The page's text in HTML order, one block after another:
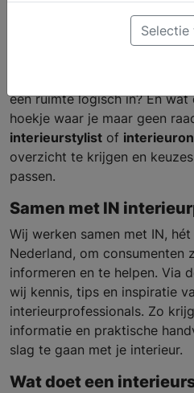
Hulp bij je interieur
zijn. Welke kleuren werken
een ruimte logisch in? En
hoekje waar je maar geen
interieurstylist of
overzicht te krijgen en
passen.
Samen met IN
Wij werken samen met IN,
Nederland, om consumenten
informeren en te helpen. Via
wij kennis, tips en inspiratie
interieurprofessionals. Zo
informatie en praktische
slag te gaan met je interieur.
Wat doet een
Selectie